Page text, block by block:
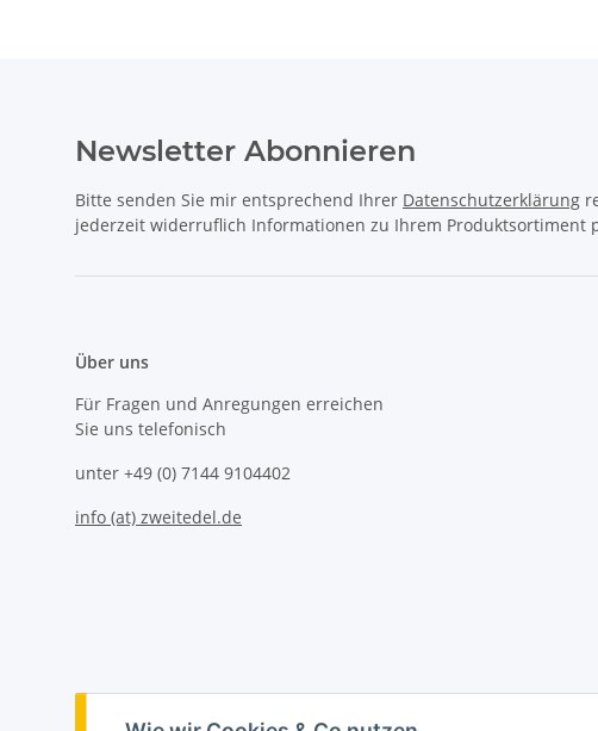
Newsletter Abonnieren
Bitte senden Sie mir entsprechend Ihrer Datenschutzerklärung
jederzeit widerruflich Informationen zu Ihrem Produktsortiment
Über uns
Für Fragen und Anregungen erreichen
Sie uns telefonisch
unter +49 (0) 7144 9104402
info (at) zweitedel.de
Vertrag widerrufen